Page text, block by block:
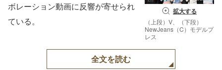
拡大する
（上段）V、（下段）
NewJeans（C）モデルプ
レス
ボレーション動画に反響が寄せられ
ている。
全文を読む